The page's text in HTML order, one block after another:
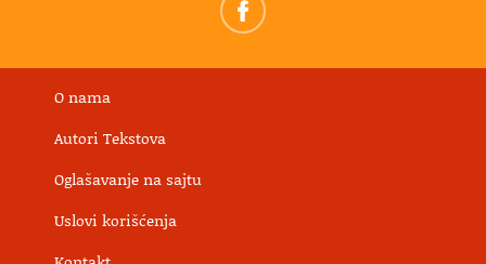
O nama
Autori Tekstova
Oglašavanje na sajtu
Uslovi korišćenja